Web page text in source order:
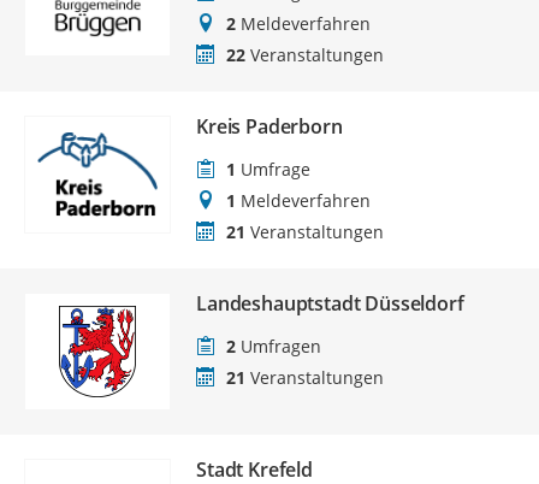
2 Meldeverfahren
22 Veranstaltungen
Kreis Paderborn
1 Umfrage
1 Meldeverfahren
21 Veranstaltungen
Landeshauptstadt Düsseldorf
2 Umfragen
21 Veranstaltungen
Stadt Krefeld